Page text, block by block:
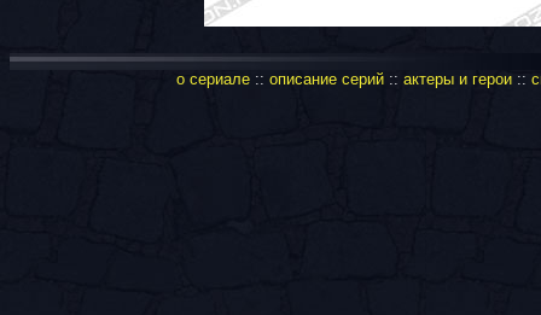
о сериале:: описание серий:: актеры и герои::